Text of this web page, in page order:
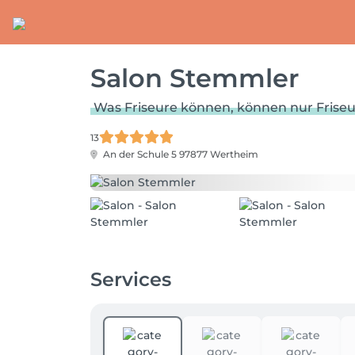
Salon Stemmler
Was Friseure können, können nur
13
An der Schule 5 97877 Wertheim
Services